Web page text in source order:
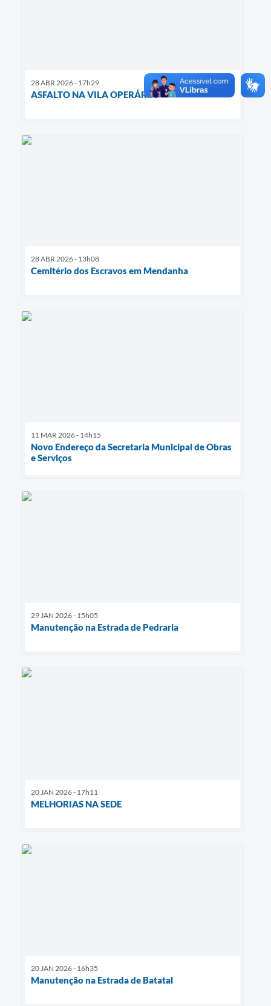
28 ABR 2026 - 17h29
ASFALTO NA VILA OPERÁRIA
28 ABR 2026 - 13h08
Cemitério dos Escravos em Mendanha
11 MAR 2026 - 14h15
Novo Endereço da Secretaria Municipal de Obras
e Serviços
29 JAN 2026 - 15h05
Manutenção na Estrada de Pedraria
20 JAN 2026 - 17h11
MELHORIAS NA SEDE
20 JAN 2026 - 16h35
Manutenção na Estrada de Batatal